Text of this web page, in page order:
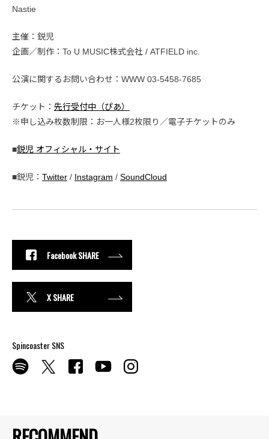
Nastie
主催：鋭児
企画／制作：To U MUSIC株式会社 / ATFIELD inc.
公演に関するお問い合わせ：WWW 03-5458-7685
チケット： 先行受付中（ぴあ）
※申し込み枚数制限：お一人様2枚限り／電子チケットのみ
■鋭児 オフィシャル・サイト
■鋭児： Twitter / Instagram / SoundCloud
Facebook SHARE
X SHARE
Spincoaster SNS